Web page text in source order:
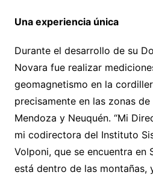
Una experiencia única
Durante el desarrollo de su
Novara fue realizar
geomagnetismo en la
precisamente en las zonas de
Mendoza y Neuquén. “Mi
mi codirectora del Instituto
Volponi, que se encuentra en
está dentro de las montañas,